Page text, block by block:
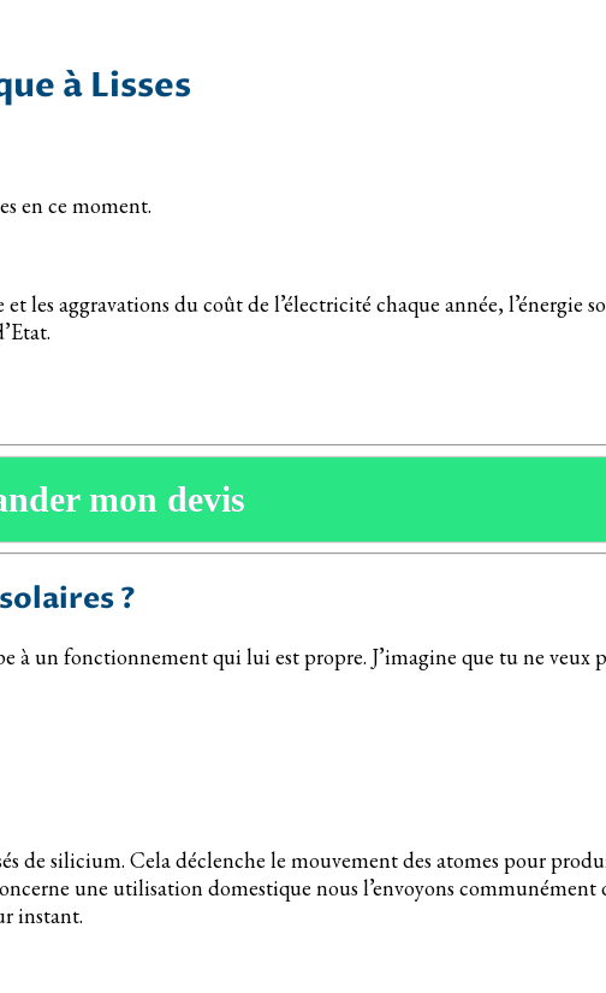
à Lisses
en ce moment.
les aggravations du coût de l’électricité chaque année, l’énergie
mon devis
?
à un fonctionnement qui lui est propre. J’imagine que tu ne veux
de silicium. Cela déclenche le mouvement des atomes pour
une utilisation domestique nous l’envoyons
instant.